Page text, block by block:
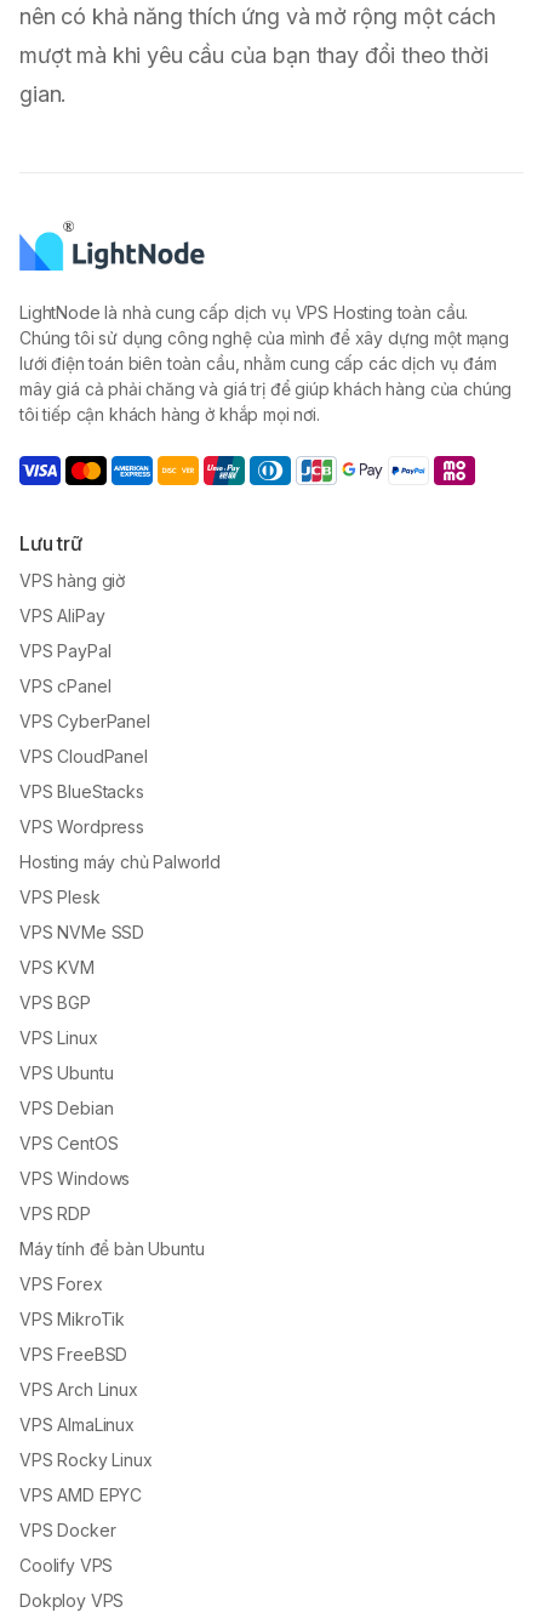
nên có khả năng thích ứng và mở rộng một cách
mượt mà khi yêu cầu của bạn thay đổi theo thời
gian.
LightNode là nhà cung cấp dịch vụ VPS Hosting toàn cầu.
Chúng tôi sử dụng công nghệ của mình để xây dựng một mạng
lưới điện toán biên toàn cầu, nhằm cung cấp các dịch vụ đám
mây giá cả phải chăng và giá trị để giúp khách hàng của chúng
tôi tiếp cận khách hàng ở khắp mọi nơi.
Lưu trữ
VPS hàng giờ
VPS AliPay
VPS PayPal
VPS cPanel
VPS CyberPanel
VPS CloudPanel
VPS BlueStacks
VPS Wordpress
Hosting máy chủ Palworld
VPS Plesk
VPS NVMe SSD
VPS KVM
VPS BGP
VPS Linux
VPS Ubuntu
VPS Debian
VPS CentOS
VPS Windows
VPS RDP
Máy tính để bàn Ubuntu
VPS Forex
VPS MikroTik
VPS FreeBSD
VPS Arch Linux
VPS AlmaLinux
VPS Rocky Linux
VPS AMD EPYC
VPS Docker
Coolify VPS
Dokploy VPS